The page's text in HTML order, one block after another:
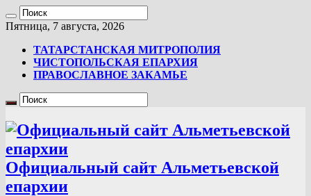
Пятница, 7 августа, 2026
ТАТАРСТАНСКАЯ МИТРОПОЛИЯ
ЧИСТОПОЛЬСКАЯ ЕПАРХИЯ
ПРАВОСЛАВНОЕ ЗАКАМЬЕ
Официальный сайт Альметьевской
епархии